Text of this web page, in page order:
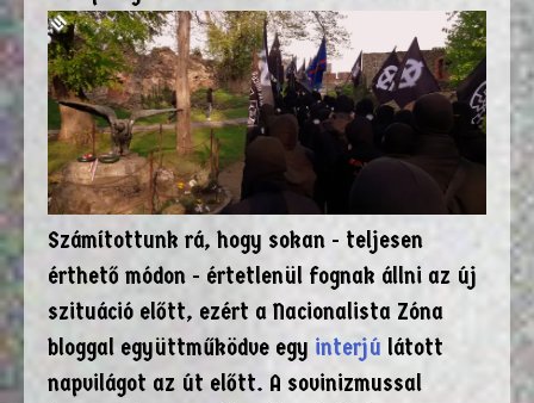
Számítottunk rá, hogy sokan - teljesen
érthető módon - értetlenül fognak állni az új
szituáció előtt, ezért a Nacionalista Zóna
bloggal együttműködve egy interjú látott
napvilágot az út előtt. A sovinizmussal